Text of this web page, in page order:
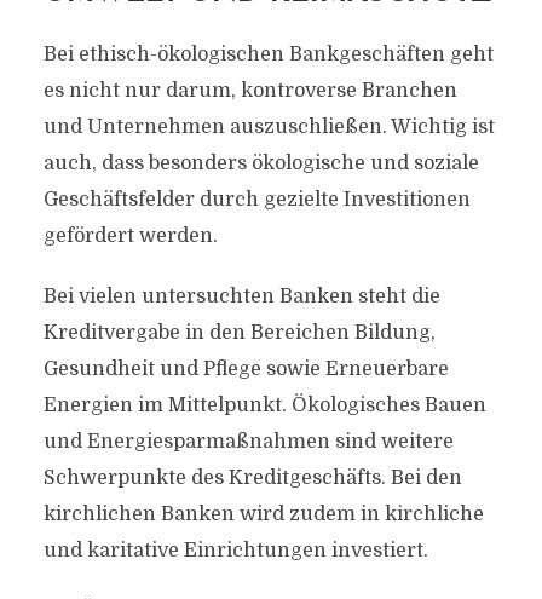
Bei ethisch-ökologischen Bankgeschäften geht
es nicht nur darum, kontroverse Branchen
und Unternehmen auszuschließen. Wichtig ist
auch, dass besonders ökologische und soziale
Geschäftsfelder durch gezielte Investitionen
gefördert werden.
Bei vielen untersuchten Banken steht die
Kreditvergabe in den Bereichen Bildung,
Gesundheit und Pflege sowie Erneuerbare
Energien im Mittelpunkt. Ökologisches Bauen
und Energiesparmaßnahmen sind weitere
Schwerpunkte des Kreditgeschäfts. Bei den
kirchlichen Banken wird zudem in kirchliche
und karitative Einrichtungen investiert.